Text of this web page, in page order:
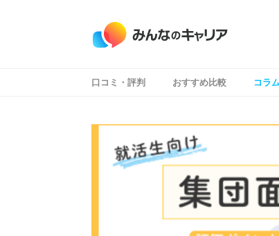
口コミ・評判 おすすめ比較 コラ